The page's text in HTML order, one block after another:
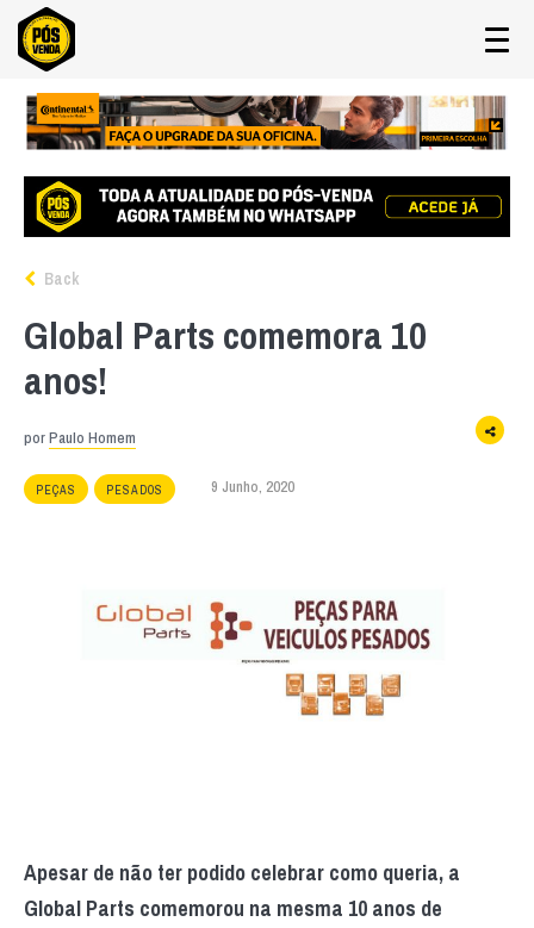
Back
Global Parts comemora 10
anos!
porPaulo Homem
PEÇAS PESADOS 9 Junho, 2020
Apesar de não ter podido celebrar como queria, a
Global Parts comemorou na mesma 10 anos de